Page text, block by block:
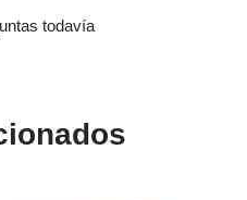
todavía